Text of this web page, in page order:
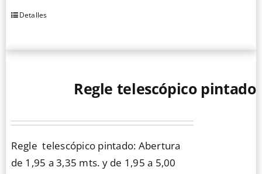
la
Este
tiene
opciones
pueden
elegir
Detalles
Regle telescópico pintado
Regle telescópico pintado: Abertura
de 1,95 a 3,35 mts. y de 1,95 a 5,00